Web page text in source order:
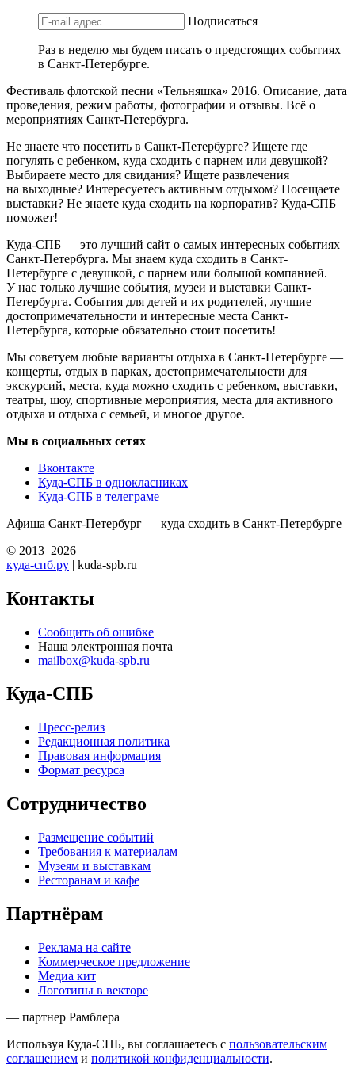
Подписаться
Раз в неделю мы будем писать о предстоящих событиях
в Санкт-Петербурге.
Фестиваль флотской песни «Тельняшка» 2016. Описание, дата
проведения, режим работы, фотографии и отзывы. Всё о
мероприятиях Санкт-Петербурга.
Не знаете что посетить в Санкт-Петербурге? Ищете где
погулять с ребенком, куда сходить с парнем или девушкой?
Выбираете место для свидания? Ищете развлечения
на выходные? Интересуетесь активным отдыхом? Посещаете
выставки? Не знаете куда сходить на корпоратив? Куда-СПБ
поможет!
Куда-СПБ — это лучший сайт о самых интересных событиях
Санкт-Петербурга. Мы знаем куда сходить в Санкт-
Петербурге с девушкой, с парнем или большой компанией.
У нас только лучшие события, музеи и выставки Санкт-
Петербурга. События для детей и их родителей, лучшие
достопримечательности и интересные места Санкт-
Петербурга, которые обязательно стоит посетить!
Мы советуем любые варианты отдыха в Санкт-Петербурге —
концерты, отдых в парках, достопримечательности для
экскурсий, места, куда можно сходить с ребенком, выставки,
театры, шоу, спортивные мероприятия, места для активного
отдыха и отдыха с семьей, и многое другое.
Мы в социальных сетях
Вконтакте
Куда-СПБ в однокласниках
Куда-СПБ в телеграме
Афиша Санкт-Петербург — куда сходить в Санкт-Петербурге
© 2013–2026
куда-спб.ру | kuda-spb.ru
Контакты
Сообщить об ошибке
Наша электронная почта
mailbox@kuda-spb.ru
Куда-СПБ
Пресс-релиз
Редакционная политика
Правовая информация
Формат ресурса
Сотрудничество
Размещение событий
Требования к материалам
Музеям и выставкам
Ресторанам и кафе
Партнёрам
Реклама на сайте
Коммерческое предложение
Медиа кит
Логотипы в векторе
— партнер Рамблера
Используя Куда-СПБ, вы соглашаетесь с пользовательским
соглашением и политикой конфиденциальности.